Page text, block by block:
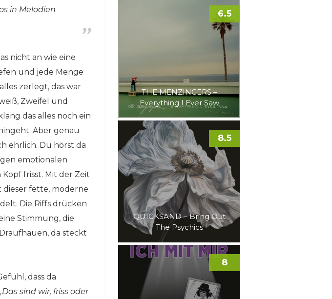
in Melodien
nicht an wie eine
und jede Menge
zerlegt, das war
Zweifel und
das alles noch ein
Aber genau
ehrlich. Du hörst da
emotionalen
frisst. Mit der Zeit
dieser fette, moderne
Die Riffs drücken
Stimmung, die
da steckt
dass da
sind wir, friss oder
THE MENZINGERS –
Everything I Ever Saw
6.5
QUICKSAND – Bring Out
The Psychics
8.5
8